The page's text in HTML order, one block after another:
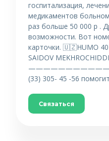
госпитализация,
медикаментов
раз больше 50 000 р .
возможности. Вот
карточки. 🇺🇿HUMO
SAIDOV
(33) 305- 45 -56
Связаться